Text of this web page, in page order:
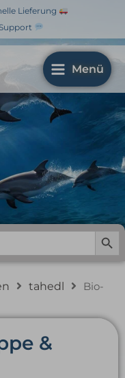
Lieferung
Menü
&
Search
tahedl
Bio-
&